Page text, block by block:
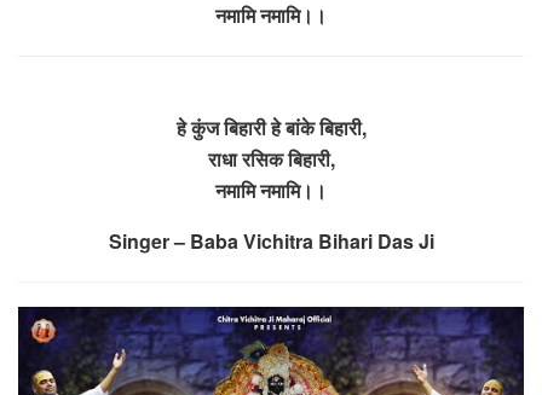
नमामि नमामि।।
हे कुंज बिहारी हे बांके बिहारी,
राधा रसिक बिहारी,
नमामि नमामि।।
Singer – Baba Vichitra Bihari Das Ji